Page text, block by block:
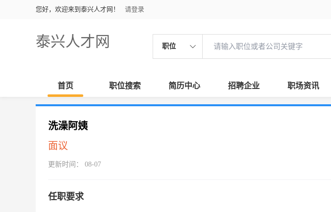
您好，欢迎来到泰兴人才网！ 请登录
泰兴人才网 职位
首页 职位搜索 简历中心 招聘企业 职场资讯
洗澡阿姨
面议
更新时间： 08-07
任职要求